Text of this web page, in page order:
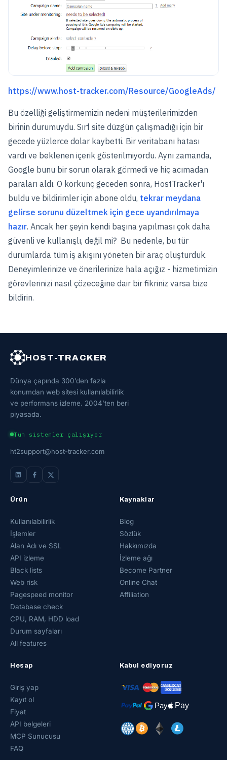
https://www.host-tracker.com/Resource/GoogleAds/
Bu özelliği geliştirmemizin nedeni müşterilerimizden
birinin durumuydu. Sırf site düzgün çalışmadığı için bir
gecede yüzlerce dolar kaybetti. Bir veritabanı hatası
vardı ve beklenen içerik gösterilmiyordu. Aynı zamanda,
Google bunu bir sorun olarak görmedi ve hiç acımadan
paraları aldı. O korkunç geceden sonra, HostTracker'ı
buldu ve bildirimler için abone oldu, tekrar meydana
gelirse sorunu düzeltmek için gece uyandırılmaya
hazır. Ancak her şeyin kendi başına yapılması çok daha
güvenli ve kullanışlı, değil mi? Bu nedenle, bu tür
durumlarda tüm iş akışını yöneten bir araç oluşturduk.
Deneyimlerinize ve önerilerinize hala açığız - hizmetimizin
görevlerinizi nasıl çözeceğine dair bir fikriniz varsa bize
bildirin.
HOST-TRACKER
Dünya çapında 300’den fazla
konumdan web sitesi kullanılabilirlik
ve performans izleme. 2004’ten beri
piyasada.
Tüm sistemler çalışıyor
ht2support@host-tracker.com
Ürün
Kullanılabilirlik
İşlemler
Alan Adı ve SSL
API izleme
Black lists
Web risk
Pagespeed monitor
Database check
CPU, RAM, HDD load
Durum sayfaları
All features
Kaynaklar
Blog
Sözlük
Hakkımızda
İzleme ağı
Become Partner
Online Chat
Affiliation
Hesap
Giriş yap
Kayıt ol
Fiyat
API belgeleri
MCP Sunucusu
FAQ
Kabul ediyoruz